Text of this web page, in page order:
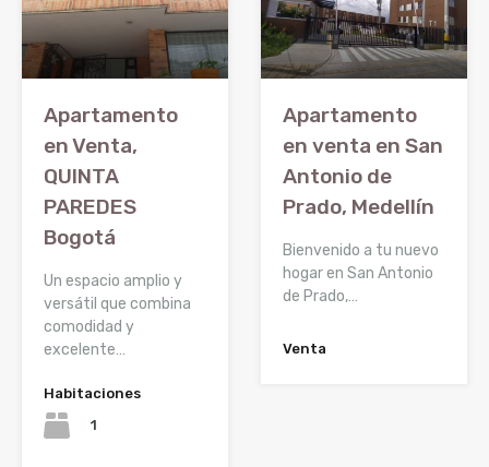
Apartamento
en Venta,
QUINTA
PAREDES
Bogotá
Un espacio amplio y
versátil que combina
comodidad y
excelente…
Habitaciones
1
Apartamento
en venta en San
Antonio de
Prado, Medellín
Bienvenido a tu nuevo
hogar en San Antonio
de Prado,…
Venta